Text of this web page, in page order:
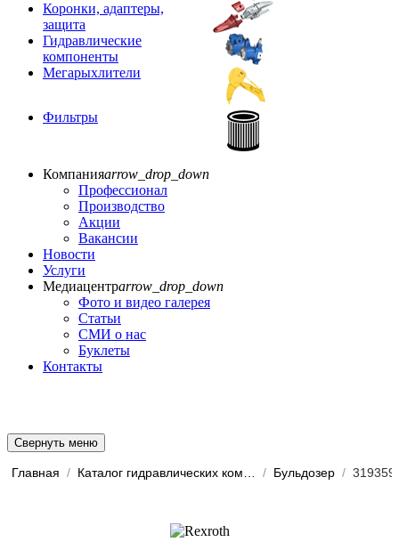
Коронки, адаптеры,
защита
Гидравлические
компоненты
Мегарыхлители
Фильтры
Компанияarrow_drop_down
Профессионал
Производство
Акции
Вакансии
Новости
Услуги
Медиацентрarrow_drop_down
Фото и видео галерея
Статьи
СМИ о нас
Буклеты
Контакты
Свернуть меню
Главная / / Бульдозер /